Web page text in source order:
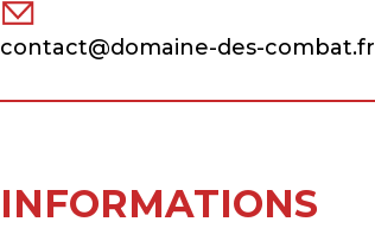
contact@domaine-des-combat.fr
INFORMATIONS